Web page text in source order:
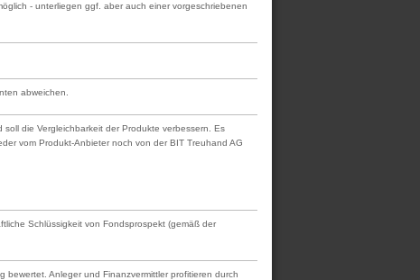
- unterliegen ggf. aber auch einer vorgeschriebenen
abweichen.
die Vergleichbarkeit der Produkte verbessern. Es
vom Produkt-Anbieter noch von der BIT Treuhand AG
Schlüssigkeit von Fondsprospekt (gemäß der
Anleger und Finanzvermittler profitieren durch